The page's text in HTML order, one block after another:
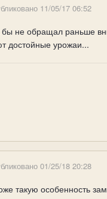
11/05/17 06:52
бы не обращал раньше
достойные урожаи...
01/25/18 20:28
такую особенность